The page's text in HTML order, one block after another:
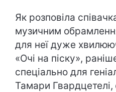
Як розповіла
музичним
для неї дуже
«Очі на піску»,
спеціально для
Тамари Гвардцетелі,